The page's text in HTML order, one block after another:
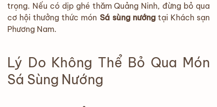
trọng. Nếu có dịp ghé thăm Quảng Ninh, đừng bỏ qua
cơ hội thưởng thức món Sá sùng nướngtại Khách sạn
Phương Nam.
Lý Do Không Thể Bỏ Qua Món
Sá Sùng Nướng